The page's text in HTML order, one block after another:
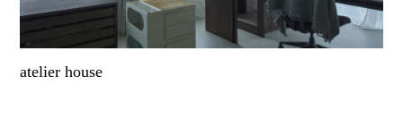
atelier house